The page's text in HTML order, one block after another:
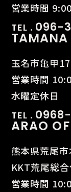
営業時間
TEL . 096-
TAMANA
玉名市亀甲
営業時間
水曜定休日
TEL . 0968-
ARAO
熊本県荒尾
KKT荒尾総
営業時間